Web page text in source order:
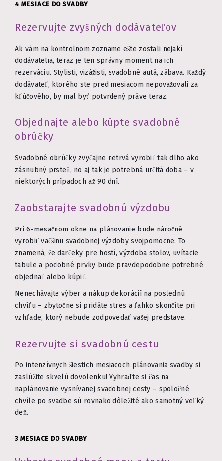
4 MESIACE DO SVADBY
Rezervujte zvyšných dodávateľov
Ak vám na kontrolnom zozname ešte zostali nejakí
dodávatelia, teraz je ten správny moment na ich
rezerváciu. Stylisti, vizážisti, svadobné autá, zábava. Každý
dodávateľ, ktorého ste pred mesiacom nepovažovali za
kľúčového, by mal byť potvrdený práve teraz.
Objednajte alebo kúpte svadobné
obrúčky
Svadobné obrúčky zvyčajne netrvá vyrobiť tak dlho ako
zásnubný prsteň, no aj tak je potrebná určitá doba – v
niektorých prípadoch až 90 dní.
Zaobstarajte svadobnú výzdobu
Pri 6-mesačnom okne na plánovanie bude náročné
vyrobiť väčšinu svadobnej výzdoby svojpomocne. To
znamená, že darčeky pre hostí, výzdoba stolov, uvítacie
tabule a podobné prvky bude pravdepodobne potrebné
objednať alebo kúpiť.
Nenechávajte výber a nákup dekorácií na poslednú
chvíľu – zbytočne si pridáte stres a ľahko skončíte pri
vzhľade, ktorý nebude zodpovedať vašej predstave.
Rezervujte si svadobnú cestu
Po intenzívnych šiestich mesiacoch plánovania svadby si
zaslúžite skvelú dovolenku! Vyhraďte si čas na
naplánovanie vysnívanej svadobnej cesty – spoločné
chvíle po svadbe sú rovnako dôležité ako samotný veľký
deň.
3 MESIACE DO SVADBY